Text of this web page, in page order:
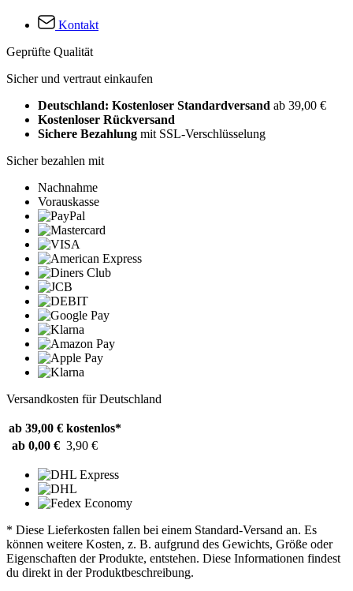
Kontakt
Geprüfte Qualität
Sicher und vertraut einkaufen
Deutschland: Kostenloser Standardversand ab 39,00 €
Kostenloser Rückversand
Sichere Bezahlung mit SSL-Verschlüsselung
Sicher bezahlen mit
Nachnahme
Vorauskasse
Versandkosten für Deutschland
ab 39,00 € kostenlos*
ab 0,00 € 3,90 €
* Diese Lieferkosten fallen bei einem Standard-Versand an. Es
können weitere Kosten, z. B. aufgrund des Gewichts, Größe oder
Eigenschaften der Produkte, entstehen. Diese Informationen findest
du direkt in der Produktbeschreibung.